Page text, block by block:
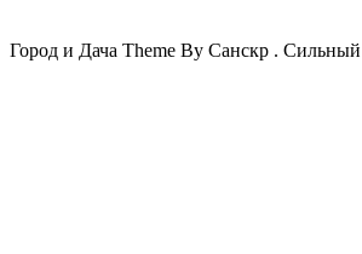
Город и Дача Theme By Санскр . Сильный